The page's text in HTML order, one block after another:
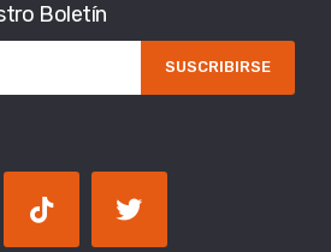
Boletín
SUSCRIBIRSE